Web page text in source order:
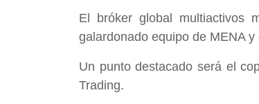
El bróker global multiactivos
galardonado equipo de MENA
Un punto destacado será el
Trading.